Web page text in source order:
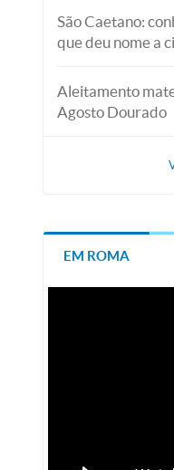
São Caetano:
que deu nome a
Aleitamento
Agosto Dourado
EM ROMA